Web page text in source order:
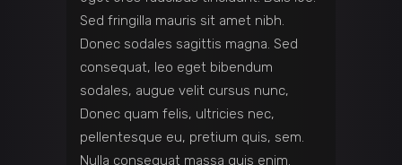
Sed fringilla mauris sit amet nibh.
Donec sodales sagittis magna. Sed
consequat, leo eget bibendum
sodales, augue velit cursus nunc,
Donec quam felis, ultricies nec,
pellentesque eu, pretium quis, sem.
Nulla consequat massa quis enim.